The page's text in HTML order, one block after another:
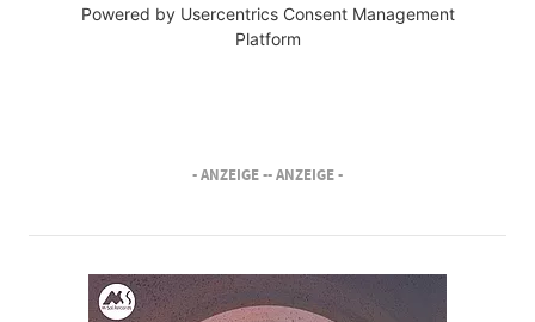
Powered by Usercentrics Consent Management
Platform
- ANZEIGE -- ANZEIGE -